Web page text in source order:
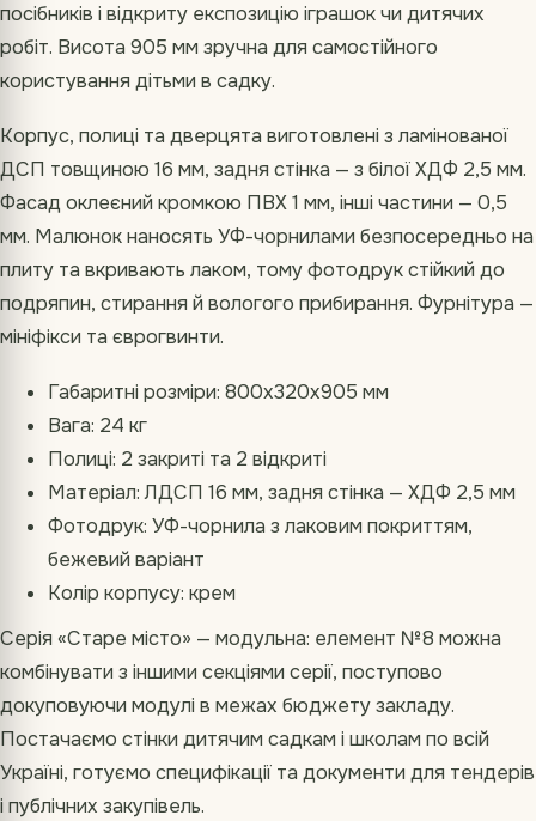
посібників і відкриту експозицію іграшок чи дитячих
робіт. Висота 905 мм зручна для самостійного
користування дітьми в садку.
Корпус, полиці та дверцята виготовлені з ламінованої
ДСП товщиною 16 мм, задня стінка — з білої ХДФ 2,5 мм.
Фасад оклеєний кромкою ПВХ 1 мм, інші частини — 0,5
мм. Малюнок наносять УФ-чорнилами безпосередньо на
плиту та вкривають лаком, тому фотодрук стійкий до
подряпин, стирання й вологого прибирання. Фурнітура —
мініфікси та єврогвинти.
Габаритні розміри: 800х320х905 мм
Вага: 24 кг
Полиці: 2 закриті та 2 відкриті
Матеріал: ЛДСП 16 мм, задня стінка — ХДФ 2,5 мм
Фотодрук: УФ-чорнила з лаковим покриттям,
бежевий варіант
Колір корпусу: крем
Серія «Старе місто» — модульна: елемент №8 можна
комбінувати з іншими секціями серії, поступово
докуповуючи модулі в межах бюджету закладу.
Постачаємо стінки дитячим садкам і школам по всій
Україні, готуємо специфікації та документи для тендерів
і публічних закупівель.